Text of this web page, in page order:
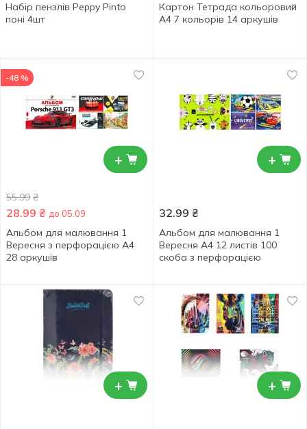
Набір пензлів Peppy Pinto
поні 4шт
Картон Тетрада кольоровий
А4 7 кольорів 14 аркушів
+
-48 %
55.99 ₴
28.99 ₴ до 05.09
Альбом для малювання 1
Вересня з перфорацією А4
28 аркушів
+
32.99 ₴
Альбом для малювання 1
Вересня А4 12 листів 100
скоба з перфорацією
+ +